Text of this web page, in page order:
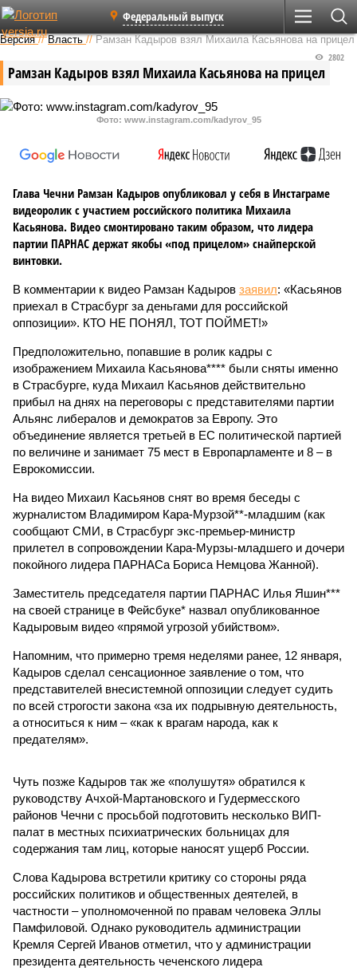
Федеральный выпуск
Версия //Власть //Рамзан Кадыров взял Михаила Касьянова на прицел
Рамзан Кадыров взял Михаила Касьянова на прицел
2802
Фото: www.instagram.com/kadyrov_95
Глава Чечни Рамзан Кадыров опубликовал у себя в Инстаграме
видеоролик с участием российского политика Михаила
Касьянова. Видео смонтировано таким образом, что лидера
партии ПАРНАС держат якобы «под прицелом» снайперской
винтовки.
В комментарии к видео Рамзан Кадыров заявил: «Касьянов
приехал в Страсбург за деньгами для российской
оппозиции». КТО НЕ ПОНЯЛ, ТОТ ПОЙМЕТ!»
Предположительно, попавшие в ролик кадры с
изображением Михаила Касьянова**** были сняты именно
в Страсбурге, куда Михаил Касьянов действительно
прибыл на днях на переговоры с представителями партии
Альянс либералов и демократов за Европу. Это
объединение является третьей в ЕС политической партией
по величине и занимает 75 мест в Европарламенте и 8 – в
Еврокомиссии.
На видео Михаил Касьянов снят во время беседы с
журналистом Владимиром Кара-Мурзой**-младшим (как
сообщают СМИ, в Страсбург экс-премьер-министр
прилетел в сопровождении Кара-Мурзы-младшего и дочери
покойного лидера ПАРНАСа Бориса Немцова Жанной).
Заместитель председателя партии ПАРНАС Илья Яшин***
на своей странице в Фейсбуке* назвал опубликованное
Кадыровым видео «прямой угрозой убийством».
Напомним, что примерно тремя неделями ранее, 12 января,
Кадыров сделал сенсационное заявление о том, что
представителей внесистемной оппозиции следует судить
по всей строгости закона «за их подрывную деятельность,
а относиться к ним – «как к врагам народа, как к
предателям».
Чуть позже Кадыров так же «полушутя» обратился к
руководству Ачхой-Мартановского и Гудермесского
районов Чечни с просьбой подготовить несколько ВИП-
палат в местных психиатрических больницах для
содержания там лиц, которые наносят ущерб России.
Слова Кадырова встретили критику со стороны ряда
российских политиков и общественных деятелей, в
частности – уполномоченной по правам человека Эллы
Памфиловой. Однако руководитель администрации
Кремля Сергей Иванов отметил, что у администрации
президента деятельность чеченского лидера